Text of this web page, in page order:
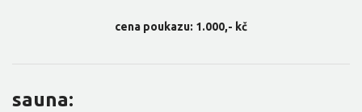
cena poukazu: 1.000,- kč
sauna: